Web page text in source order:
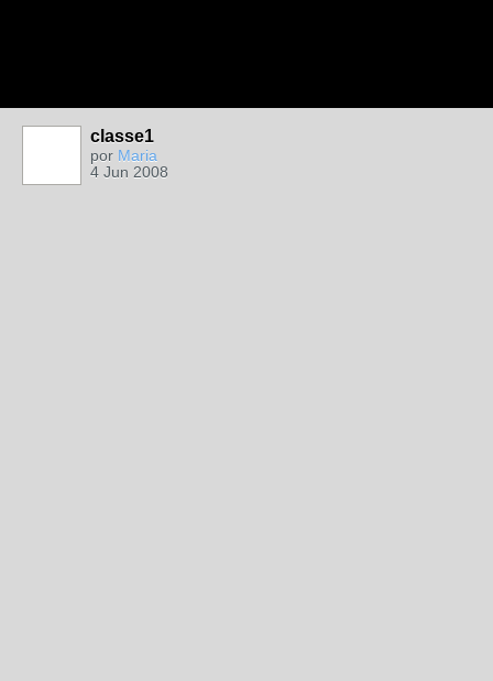
classe1
por Maria
4 Jun 2008